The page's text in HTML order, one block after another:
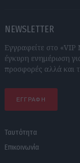
NEWSLETTER
Εγγραφείτε στο «VIP
έγκυρη ενημέρωση για
προσφορές αλλά και
ΕΓΓΡΑΦΗ
Ταυτότητα
Επικοινωνία